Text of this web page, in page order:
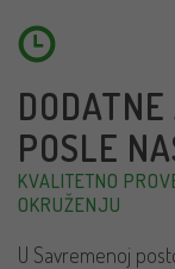
POSLE
KVALITETNO
OKRUŽENJU
U Savremenoj